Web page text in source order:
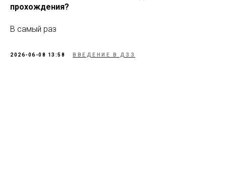
прохождения?
В самый раз
2026-06-08 13:58 ВВЕДЕНИЕ В ДЗЗ